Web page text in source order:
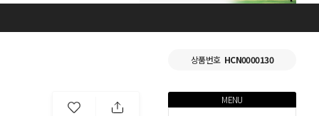
상품번호 HCN0000130
MENU